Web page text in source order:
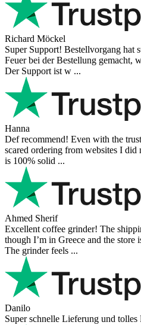
Richard Möckel
Super Support! Bestellvorgang hat
Feuer bei der Bestellung gemacht,
Der Support ist w ...
Hanna
Def recommend! Even with the
scared ordering from websites I did
is 100% solid ...
Ahmed Sherif
Excellent coffee grinder! The
though I’m in Greece and the store
The grinder feels ...
Danilo
Super schnelle Lieferung und tolles